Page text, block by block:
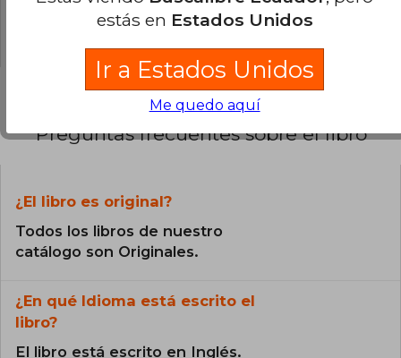
0% (0)
Preguntas frecuentes sobre el libro
¿El libro es original?
Todos los libros de nuestro
catálogo son Originales.
¿En qué Idioma está escrito el
libro?
El libro está escrito en Inglés.
estás en Estados Unidos
Ir a Estados Unidos
Me quedo aquí